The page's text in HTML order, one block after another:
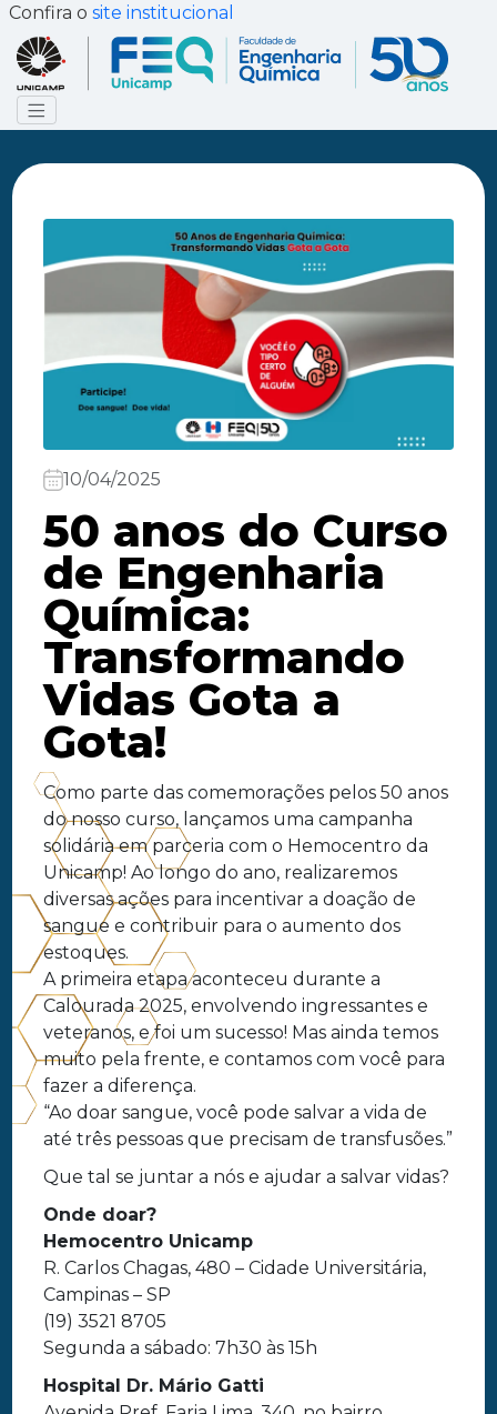
Confira o site institucional
10/04/2025
50 anos do Curso
de Engenharia
Química:
Transformando
Vidas Gota a
Gota!
Como parte das comemorações pelos 50 anos
do nosso curso, lançamos uma campanha
solidária em parceria com o Hemocentro da
Unicamp! Ao longo do ano, realizaremos
diversas ações para incentivar a doação de
sangue e contribuir para o aumento dos
estoques.
A primeira etapa aconteceu durante a
Calourada 2025, envolvendo ingressantes e
veteranos, e foi um sucesso! Mas ainda temos
muito pela frente, e contamos com você para
fazer a diferença.
“Ao doar sangue, você pode salvar a vida de
até três pessoas que precisam de transfusões.”
Que tal se juntar a nós e ajudar a salvar vidas?
Onde doar?
Hemocentro Unicamp
R. Carlos Chagas, 480 – Cidade Universitária,
Campinas – SP
(19) 3521 8705
Segunda a sábado: 7h30 às 15h
Hospital Dr. Mário Gatti